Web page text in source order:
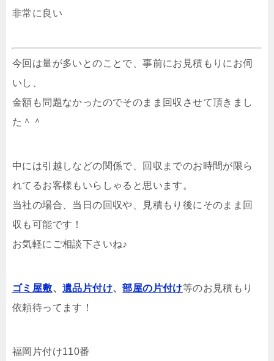
非常に良い
今回は量が多いとのことで、事前にお見積もりにお伺
いし、
金額も問題なかったのでそのまま回収させて頂きまし
た＾＾
中には引越しなどの関係で、回収までのお時間が限ら
れてるお客様もいらしゃると思います。
当社の場合、当日の回収や、見積もり後にそのまま回
収も可能です！
お気軽にご相談下さいね♪
ゴミ屋敷、遺品片付け、部屋の片付け等のお見積もり
依頼待ってます！
福岡片付け110番